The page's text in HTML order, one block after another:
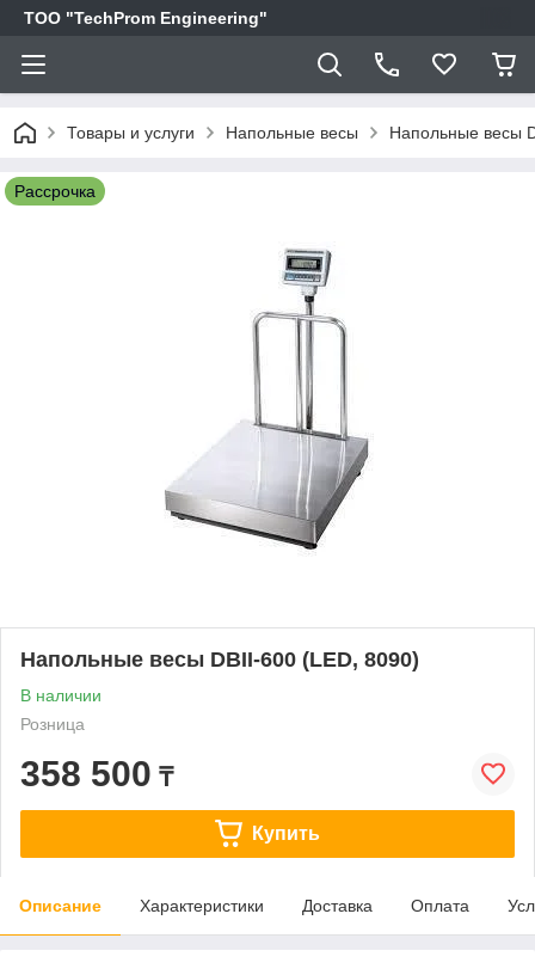
ТОО "TechProm Engineering"
Товары и услуги Напольные весы Напольные весы
Рассрочка
Напольные весы DBII-600 (LED, 8090)
В наличии
Розница
358 500 ₸
Купить
Описание Характеристики Доставка Оплата